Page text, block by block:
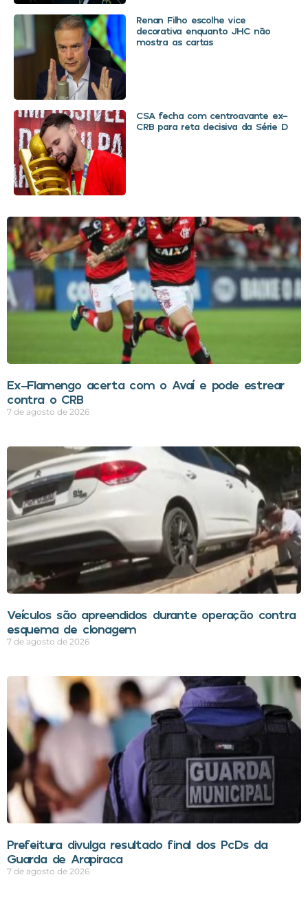
Renan Filho escolhe vice
decorativa enquanto JHC não
mostra as cartas
CSA fecha com centroavante ex-
CRB para reta decisiva da Série D
Ex-Flamengo acerta com o Avaí e pode estrear
contra o CRB
7 de agosto de 2026
Veículos são apreendidos durante operação contra
esquema de clonagem
7 de agosto de 2026
Prefeitura divulga resultado final dos PcDs da
Guarda de Arapiraca
7 de agosto de 2026